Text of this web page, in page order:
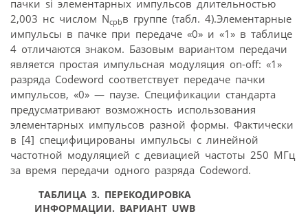
пачки si элементарных импульсов длительностью
2,003 нс числом Ncpbв группе (табл. 4).Элементарные
импульсы в пачке при передаче «0» и «1» в таблице
4 отличаются знаком. Базовым вариантом передачи
является простая импульсная модуляция on-off: «1»
разряда Codeword соответствует передаче пачки
импульсов, «0» — паузе. Спецификации стандарта
предусматривают возможность использования
элементарных импульсов разной формы. Фактически
в [4] специфицированы импульсы с линейной
частотной модуляцией с девиацией частоты 250 МГц
за время передачи одного разряда Codeword.
ТАБЛИЦА 3. ПЕРЕКОДИРОВКА
ИНФОРМАЦИИ. ВАРИАНТ UWB